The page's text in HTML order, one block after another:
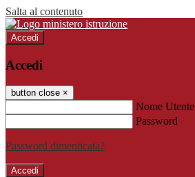
Salta al contenuto
Accedi
Accedi
button close ×
Nome Utente
Password
Password dimenticata?